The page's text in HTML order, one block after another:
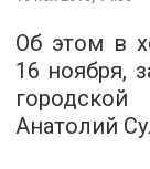
Об этом в
16 ноября,
Анатолий